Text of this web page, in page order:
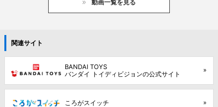
動画一覧を見る
関連サイト
BANDAI TOYS
バンダイ トイディビジョンの公式サイト
ころがスイッチ